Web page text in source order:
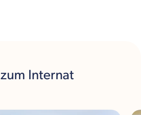
zum Internat